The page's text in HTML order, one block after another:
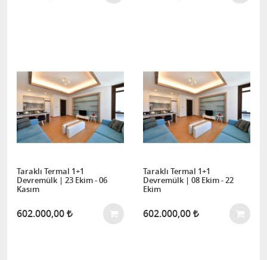
Taraklı Termal 1+1
Devremülk | 23 Ekim - 06
Kasım
602.000,00
Taraklı Termal 1+1
Devremülk | 08 Ekim - 22
Ekim
602.000,00